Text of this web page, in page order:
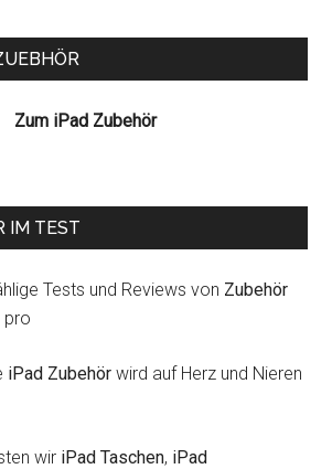
Zum iPad Zubehör
IM TEST
Tests und Reviews von Zubehör
pro
iPad Zubehör wird auf Herz und Nieren
wir iPad Taschen, iPad